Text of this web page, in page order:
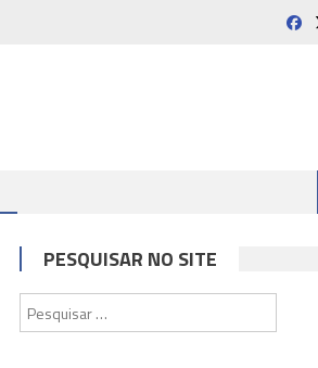
PESQUISAR NO SITE
por: